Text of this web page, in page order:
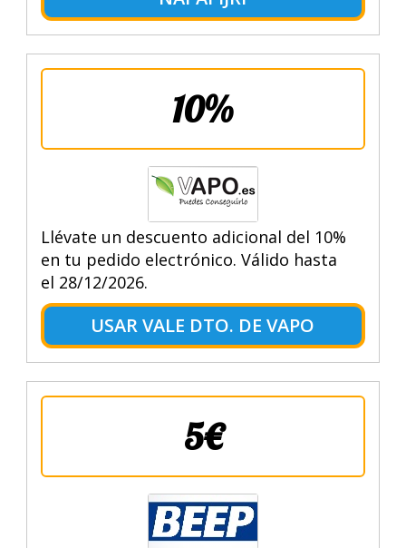
10%
Llévate un descuento adicional del 10%
en tu pedido electrónico. Válido hasta
el 28/12/2026.
USAR VALE DTO. DE VAPO
5€